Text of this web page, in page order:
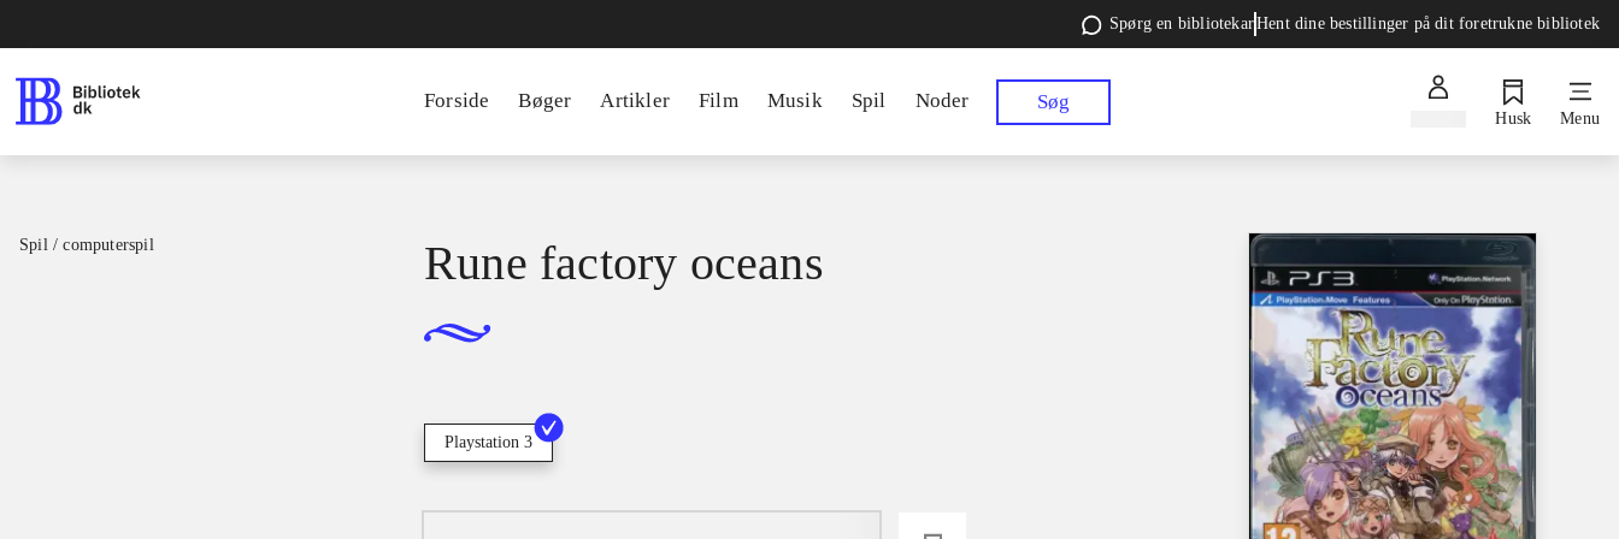
Spørg en bibliotekarHent dine bestillinger på dit foretrukne bibliotek
Forside Bøger Artikler Film Musik Spil Noder Søg
Husk Menu
Spil / computerspil Rune factory oceans
Playstation 3